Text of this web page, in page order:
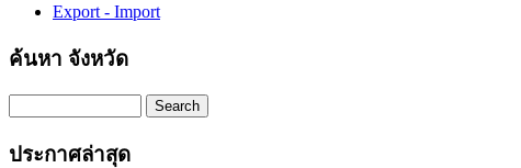
Export - Import
ค้นหา จังหวัด
Search
ประกาศล่าสุด